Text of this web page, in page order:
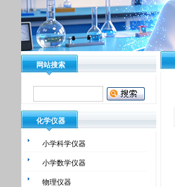
网站搜索
化学仪器
小学科学仪器
小学数学仪器
物理仪器